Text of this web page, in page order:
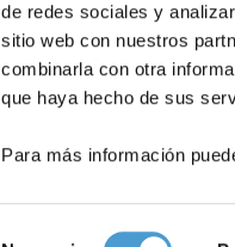
de redes sociales y
sitio web con nuestros
combinarla con otra
que haya hecho de sus
Para más información